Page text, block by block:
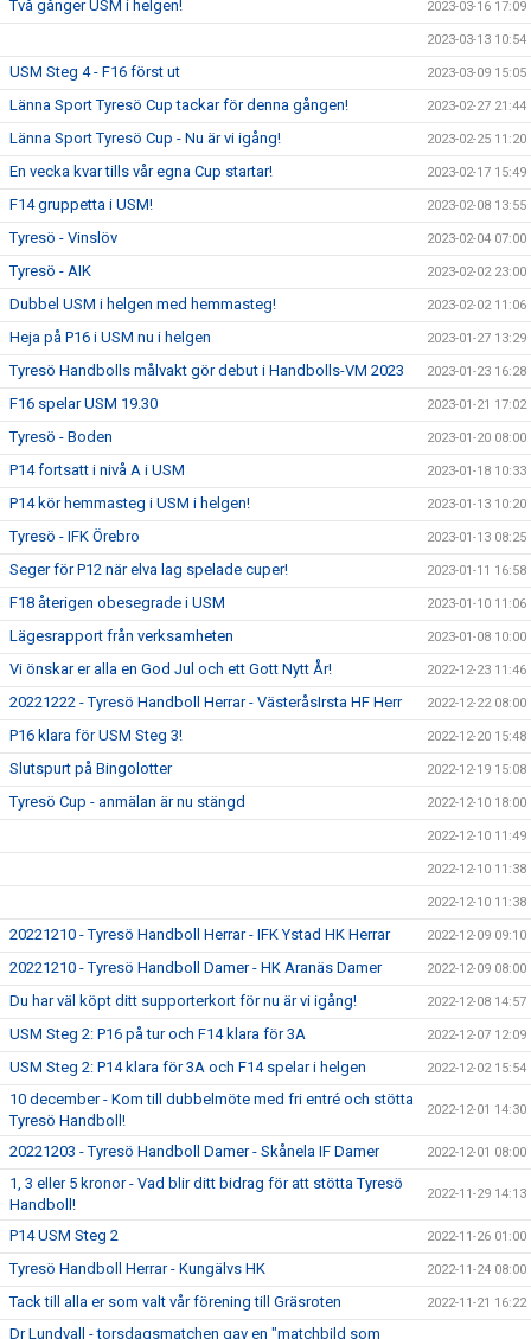
Två gånger USM i helgen! 2023-03-16 17:09
2023-03-13 10:54
USM Steg 4 - F16 först ut 2023-03-09 15:05
Länna Sport Tyresö Cup tackar för denna gången! 2023-02-27 21:44
Länna Sport Tyresö Cup - Nu är vi igång! 2023-02-25 11:20
En vecka kvar tills vår egna Cup startar! 2023-02-17 15:49
F14 gruppetta i USM! 2023-02-08 13:55
Tyresö - Vinslöv 2023-02-04 07:00
Tyresö - AIK 2023-02-02 23:00
Dubbel USM i helgen med hemmasteg! 2023-02-02 11:06
Heja på P16 i USM nu i helgen 2023-01-27 13:29
Tyresö Handbolls målvakt gör debut i Handbolls-VM 2023 2023-01-23 16:28
F16 spelar USM 19.30 2023-01-21 17:02
Tyresö - Boden 2023-01-20 08:00
P14 fortsatt i nivå A i USM 2023-01-18 10:33
P14 kör hemmasteg i USM i helgen! 2023-01-13 10:20
Tyresö - IFK Örebro 2023-01-13 08:25
Seger för P12 när elva lag spelade cuper! 2023-01-11 16:58
F18 återigen obesegrade i USM 2023-01-10 11:06
Lägesrapport från verksamheten 2023-01-08 10:00
Vi önskar er alla en God Jul och ett Gott Nytt År! 2022-12-23 11:46
20221222 - Tyresö Handboll Herrar - VästeråsIrsta HF Herr 2022-12-22 08:00
P16 klara för USM Steg 3! 2022-12-20 15:48
Slutspurt på Bingolotter 2022-12-19 15:08
Tyresö Cup - anmälan är nu stängd 2022-12-10 18:00
2022-12-10 11:49
2022-12-10 11:38
2022-12-10 11:38
20221210 - Tyresö Handboll Herrar - IFK Ystad HK Herrar 2022-12-09 09:10
20221210 - Tyresö Handboll Damer - HK Aranäs Damer 2022-12-09 08:00
Du har väl köpt ditt supporterkort för nu är vi igång! 2022-12-08 14:57
USM Steg 2: P16 på tur och F14 klara för 3A 2022-12-07 12:09
USM Steg 2: P14 klara för 3A och F14 spelar i helgen 2022-12-02 15:54
10 december - Kom till dubbelmöte med fri entré och stötta
Tyresö Handboll!
2022-12-01 14:30
20221203 - Tyresö Handboll Damer - Skånela IF Damer 2022-12-01 08:00
1, 3 eller 5 kronor - Vad blir ditt bidrag för att stötta Tyresö
Handboll!
2022-11-29 14:13
P14 USM Steg 2 2022-11-26 01:00
Tyresö Handboll Herrar - Kungälvs HK 2022-11-24 08:00
Tack till alla er som valt vår förening till Gräsroten 2022-11-21 16:22
Dr Lundvall - torsdagsmatchen gav en "matchbild som